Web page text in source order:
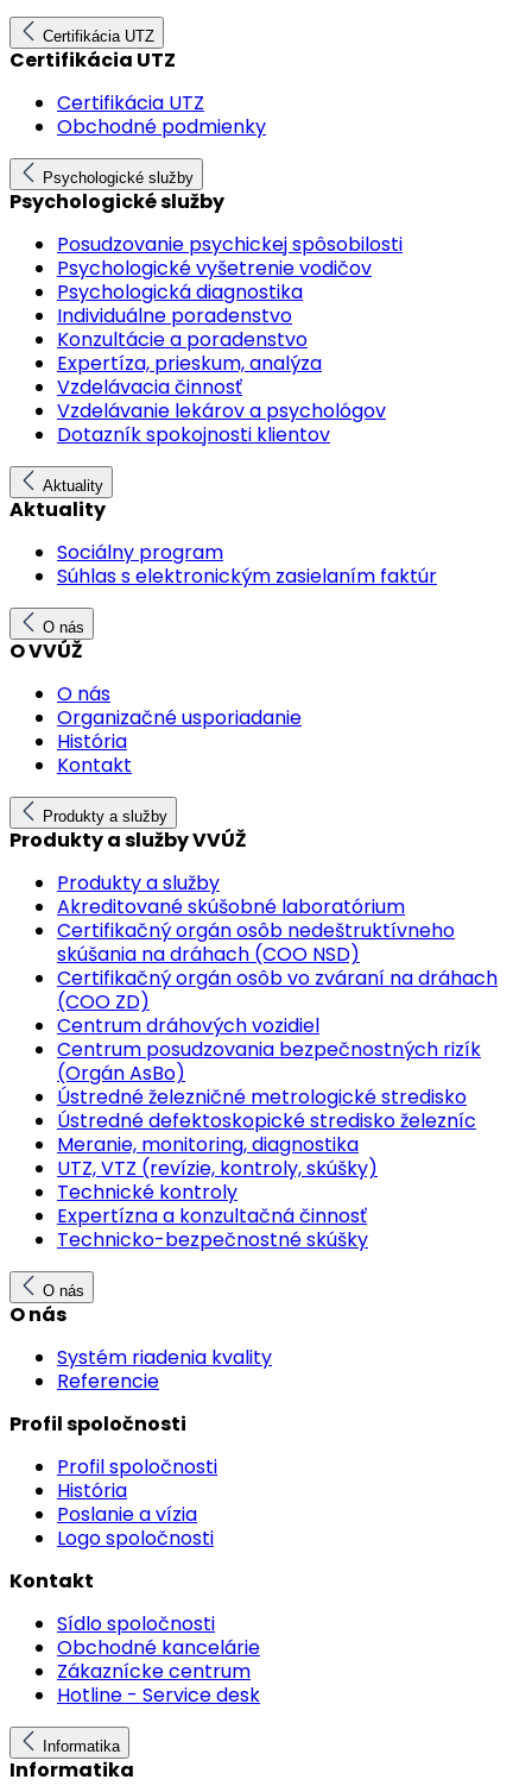
Certifikácia UTZ
Certifikácia UTZ
Certifikácia UTZ
Obchodné podmienky
Psychologické služby
Psychologické služby
Posudzovanie psychickej spôsobilosti
Psychologické vyšetrenie vodičov
Psychologická diagnostika
Individuálne poradenstvo
Konzultácie a poradenstvo
Expertíza, prieskum, analýza
Vzdelávacia činnosť
Vzdelávanie lekárov a psychológov
Dotazník spokojnosti klientov
Aktuality
Aktuality
Sociálny program
Súhlas s elektronickým zasielaním faktúr
O nás
O VVÚŽ
O nás
Organizačné usporiadanie
História
Kontakt
Produkty a služby
Produkty a služby VVÚŽ
Produkty a služby
Akreditované skúšobné laboratórium
Certifikačný orgán osôb nedeštruktívneho
skúšania na dráhach (COO NSD)
Certifikačný orgán osôb vo zváraní na dráhach
(COO ZD)
Centrum dráhových vozidiel
Centrum posudzovania bezpečnostných rizík
(Orgán AsBo)
Ústredné železničné metrologické stredisko
Ústredné defektoskopické stredisko železníc
Meranie, monitoring, diagnostika
UTZ, VTZ (revízie, kontroly, skúšky)
Technické kontroly
Expertízna a konzultačná činnosť
Technicko-bezpečnostné skúšky
O nás
O nás
Systém riadenia kvality
Referencie
Profil spoločnosti
Profil spoločnosti
História
Poslanie a vízia
Logo spoločnosti
Kontakt
Sídlo spoločnosti
Obchodné kancelárie
Zákaznícke centrum
Hotline - Service desk
Informatika
Informatika